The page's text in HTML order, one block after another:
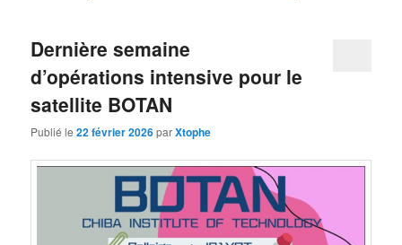
Dernière semaine
d’opérations intensive pour le
satellite BOTAN
Publié le22 février 2026parXtophe